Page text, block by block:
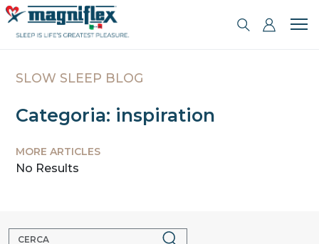
SLOW SLEEP BLOG
Categoria: inspiration
MORE ARTICLES
No Results